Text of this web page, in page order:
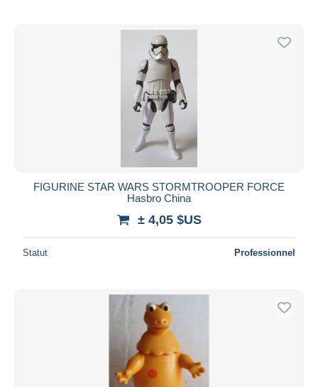
FIGURINE STAR WARS STORMTROOPER FORCE
Hasbro China
± 4,05 $US
Statut Professionnel